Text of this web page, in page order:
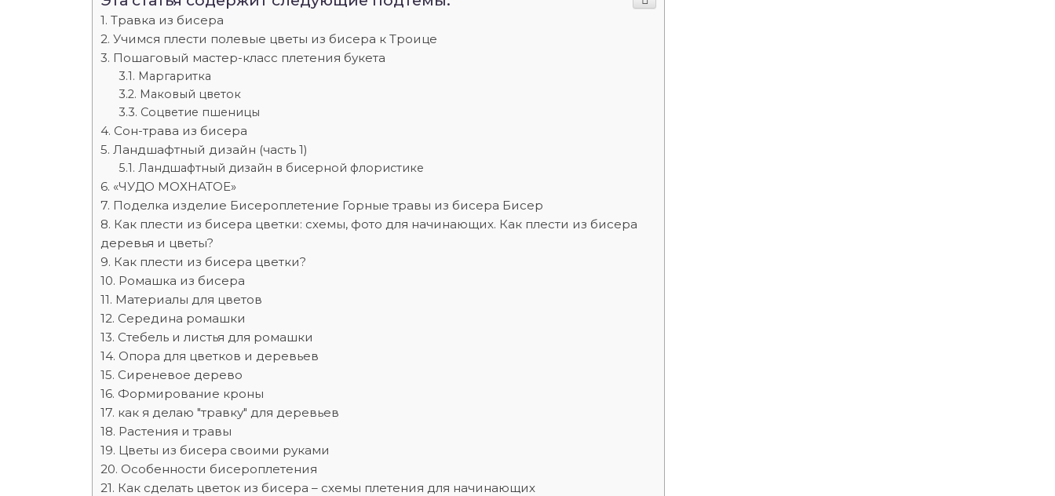
Травка из бисера
Учимся плести полевые цветы из бисера к Троице
Пошаговый мастер-класс плетения букета
Маргаритка
Маковый цветок
Соцветие пшеницы
Сон-трава из бисера
Ландшафтный дизайн (часть 1)
Ландшафтный дизайн в бисерной флористике
«ЧУДО МОХНАТОЕ»
Поделка изделие Бисероплетение Горные травы из бисера Бисер
Как плести из бисера цветки: схемы, фото для начинающих. Как плести из бисера
деревья и цветы?
Как плести из бисера цветки?
Ромашка из бисера
Материалы для цветов
Середина ромашки
Стебель и листья для ромашки
Опора для цветков и деревьев
Сиреневое дерево
Формирование кроны
как я делаю "травку" для деревьев
Растения и травы
Цветы из бисера своими руками
Особенности бисероплетения
Как сделать цветок из бисера – схемы плетения для начинающих